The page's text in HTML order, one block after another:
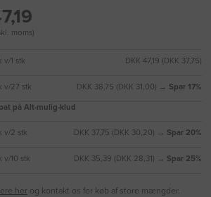
moms)
v/1 stk DKK 47,19 (DKK 37,75)
v/27 stk DKK 38,75 (DKK 31,00) → Spar 17%
på Alt-mulig-klud
v/2 stk DKK 37,75 (DKK 30,20) → Spar 20%
v/10 stk DKK 35,39 (DKK 28,31) → Spar 25%
her og kontakt os for køb af store mængder.